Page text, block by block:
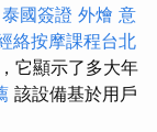
泰國簽證 外燴 意
絡按摩課程台北
它顯示了多大年
該設備基於用戶